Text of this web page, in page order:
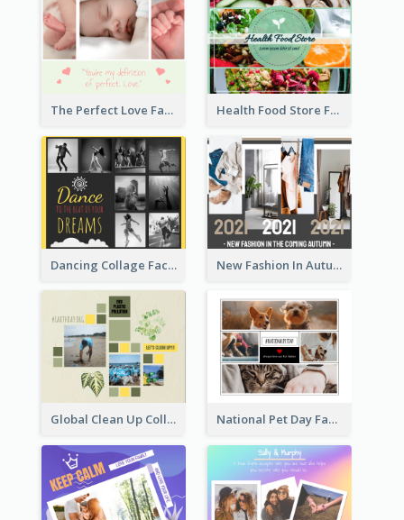
The Perfect Love Facebook Post Health Food Store Facebook Post
Dancing Collage Facebook Post New Fashion In Autumn Facebook Post
Global Clean Up Collage Facebook Post National Pet Day Facebook Post